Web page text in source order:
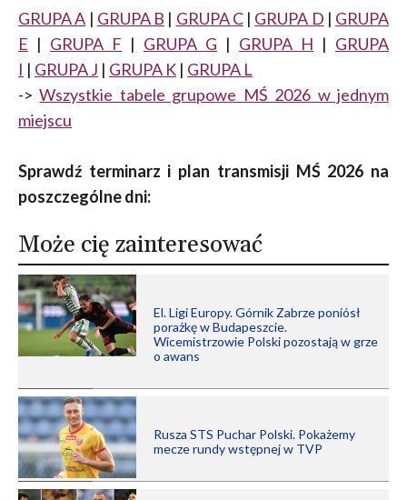
GRUPA A | GRUPA B | GRUPA C| GRUPA D | GRUPA
E | GRUPA F | GRUPA G | GRUPA H | GRUPA
I | GRUPA J | GRUPA K | GRUPA L
->Wszystkie tabele grupowe MŚ 2026 w jednym
miejscu
Sprawdź terminarz i plan transmisji MŚ 2026 na
poszczególne dni:
Może cię zainteresować
El. Ligi Europy. Górnik Zabrze poniósł
porażkę w Budapeszcie.
Wicemistrzowie Polski pozostają w grze
o awans
Rusza STS Puchar Polski. Pokażemy
mecze rundy wstępnej w TVP